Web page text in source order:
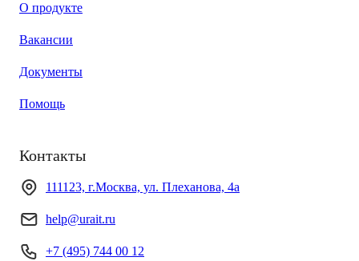
О продукте
Вакансии
Документы
Помощь
Контакты
111123, г.Москва, ул. Плеханова, 4а
help@urait.ru
+7 (495) 744 00 12